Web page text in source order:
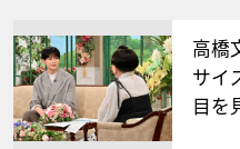
高橋
サイ
目を